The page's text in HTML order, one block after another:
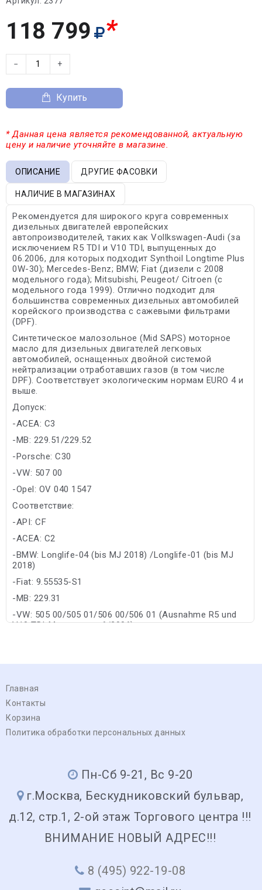
118 799 *
− +
Купить
* Данная цена является рекомендованной, актуальную
цену и наличие уточняйте в магазине.
ОПИСАНИЕ ДРУГИЕ ФАСОВКИ
НАЛИЧИЕ В МАГАЗИНАХ
Рекомендуется для широкого круга современных
дизельных двигателей европейских
автопроизводителей, таких как Vollkswagen-Audi (за
исключением R5 TDI и V10 TDI, выпущенных до
06.2006, для которых подходит Synthoil Longtime Plus
0W-30); Mercedes-Benz; BMW; Fiat (дизели с 2008
модельного года); Mitsubishi, Peugeot/ Citroen (с
модельного года 1999). Отлично подходит для
большинства современных дизельных автомобилей
корейского производства с сажевыми фильтрами
(DPF).
Синтетическое малозольное (Mid SAPS) моторное
масло для дизельных двигателей легковых
автомобилей, оснащенных двойной системой
нейтрализации отработавших газов (в том числе
DPF). Cоответствует экологическим нормам EURO 4 и
выше.
Допуск:
-ACEA: C3
-MB: 229.51/229.52
-Porsche: C30
-VW: 507 00
-Opel: OV 040 1547
Соответствие:
-API: CF
-ACEA: C2
-BMW: Longlife-04 (bis MJ 2018) /Longlife-01 (bis MJ
2018)
-Fiat: 9.55535-S1
-MB: 229.31
-VW: 505 00/505 01/506 00/506 01 (Ausnahme R5 und
V10 TDI-Motoren vor 6/2006)
Главная
Контакты
Корзина
Политика обработки персональных данных
Пн-Сб 9-21, Вс 9-20
г.Москва, Бескудниковский бульвар,
д.12, стр.1, 2-ой этаж Торгового центра !!!
ВНИМАНИЕ НОВЫЙ АДРЕС!!!
8 (495) 922-19-08